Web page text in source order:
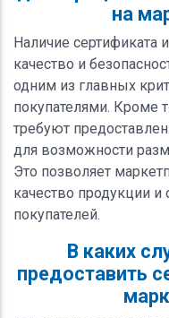
на
Наличие сертификата
качество и
одним из главных
покупателями. Кроме
требуют
для возможности
Это позволяет
качество продукции и
покупателей.
В каких
предоставить